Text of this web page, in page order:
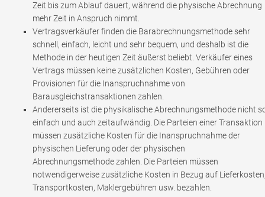
Zeit bis zum Ablauf dauert, während die physische Abrechnung
mehr Zeit in Anspruch nimmt.
Vertragsverkäufer finden die Barabrechnungsmethode sehr
schnell, einfach, leicht und sehr bequem, und deshalb ist die
Methode in der heutigen Zeit äußerst beliebt. Verkäufer eines
Vertrags müssen keine zusätzlichen Kosten, Gebühren oder
Provisionen für die Inanspruchnahme von
Barausgleichstransaktionen zahlen.
Andererseits ist die physikalische Abrechnungsmethode nicht
einfach und auch zeitaufwändig. Die Parteien einer Transaktion
müssen zusätzliche Kosten für die Inanspruchnahme der
physischen Lieferung oder der physischen
Abrechnungsmethode zahlen. Die Parteien müssen
notwendigerweise zusätzliche Kosten in Bezug auf
Transportkosten, Maklergebühren usw. bezahlen.